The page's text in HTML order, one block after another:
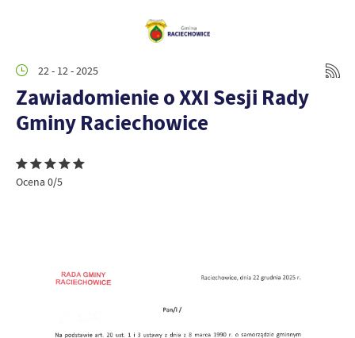
22 - 12 - 2025
Zawiadomienie o XXI Sesji Rady
Gminy Raciechowice
Ocena 0/5